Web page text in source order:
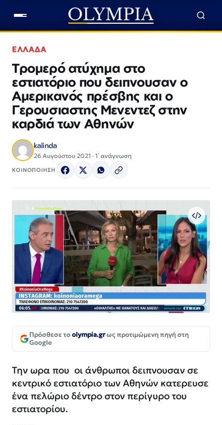
ΕΛΛΑΔΑ
Τρομερό ατύχημα στο
εστιατόριο που δειπνουσαν ο
Αμερικανός πρέσβης και ο
Γερουσιαστης Μενεντεζ στην
καρδιά των Αθηνών
kalinda
26 Αυγούστου 2021 · 1΄ ανάγνωση
ΚΟΙΝΟΠΟΙΗΣΗ
Πρόσθεσε τοolympia.grως προτιμώμενη πηγή στη
Google
Την ωρα που οι άνθρωποι δειπνουσαν σε
κεντρικό εστιατόριο των Αθηνών κατερευσε
ένα πελώριο δέντρο στον περίγυρο του
εστιατορίου.